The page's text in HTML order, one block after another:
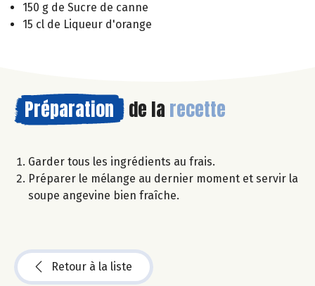
150 g de Sucre de canne
15 cl de Liqueur d'orange
Préparation de la recette
Garder tous les ingrédients au frais.
Préparer le mélange au dernier moment et servir la
soupe angevine bien fraîche.
Retour à la liste